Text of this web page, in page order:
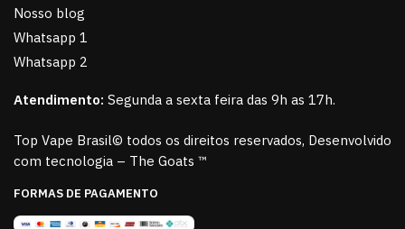
Nosso blog
Whatsapp 1
Whatsapp 2
Atendimento: Segunda a sexta feira das 9h as 17h.
Top Vape Brasil© todos os direitos reservados, Desenvolvido
com tecnologia – The Goats ™
FORMAS DE PAGAMENTO